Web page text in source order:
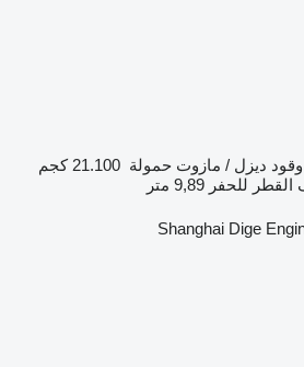
وقود ديزل / مازوت حمولة 21.100 كجم
للحفر 9,89 متر
Shanghai Dige